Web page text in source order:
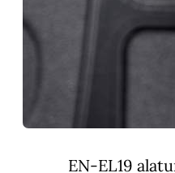
EN-EL19